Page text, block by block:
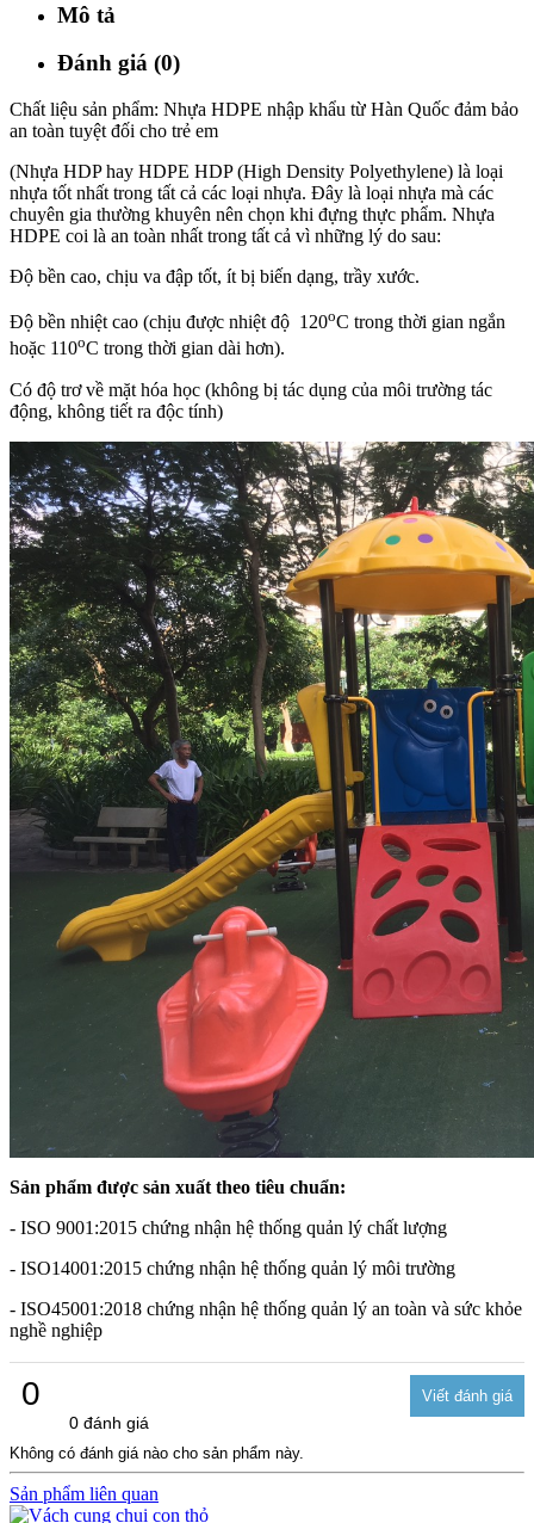
Mô tả
Đánh giá (0)
Chất liệu sản phẩm: Nhựa HDPE nhập khẩu từ Hàn Quốc đảm bảo
an toàn tuyệt đối cho trẻ em
(Nhựa HDP hay HDPE HDP (High Density Polyethylene) là loại
nhựa tốt nhất trong tất cả các loại nhựa. Đây là loại nhựa mà các
chuyên gia thường khuyên nên chọn khi đựng thực phẩm. Nhựa
HDPE coi là an toàn nhất trong tất cả vì những lý do sau:
Độ bền cao, chịu va đập tốt, ít bị biến dạng, trầy xước.
Độ bền nhiệt cao (chịu được nhiệt độ 120oC trong thời gian ngắn
hoặc 110oC trong thời gian dài hơn).
Có độ trơ về mặt hóa học (không bị tác dụng của môi trường tác
động, không tiết ra độc tính)
Sản phẩm được sản xuất theo tiêu chuẩn:
- ISO 9001:2015 chứng nhận hệ thống quản lý chất lượng
- ISO14001:2015 chứng nhận hệ thống quản lý môi trường
- ISO45001:2018 chứng nhận hệ thống quản lý an toàn và sức khỏe
nghề nghiệp
0
0 đánh giá
Không có đánh giá nào cho sản phẩm này.
Sản phẩm liên quan